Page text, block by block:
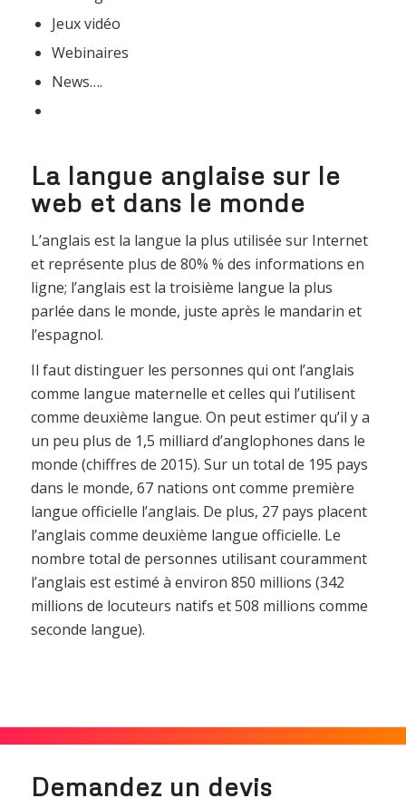
Jeux vidéo
Webinaires
News….
La langue anglaise sur le
web et dans le monde
L’anglais est la langue la plus utilisée sur Internet
et représente plus de 80% % des informations en
ligne; l’anglais est la troisième langue la plus
parlée dans le monde, juste après le mandarin et
l’espagnol.
Il faut distinguer les personnes qui ont l’anglais
comme langue maternelle et celles qui l’utilisent
comme deuxième langue. On peut estimer qu’il y a
un peu plus de 1,5 milliard d’anglophones dans le
monde (chiffres de 2015). Sur un total de 195 pays
dans le monde, 67 nations ont comme première
langue officielle l’anglais. De plus, 27 pays placent
l’anglais comme deuxième langue officielle. Le
nombre total de personnes utilisant couramment
l’anglais est estimé à environ 850 millions (342
millions de locuteurs natifs et 508 millions comme
seconde langue).
Demandez un devis